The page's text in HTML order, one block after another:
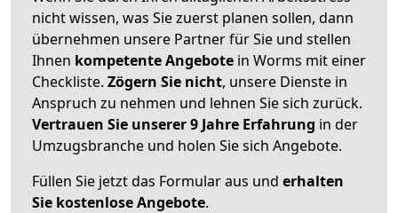
nicht wissen, was Sie zuerst planen sollen, dann
übernehmen unsere Partner für Sie und stellen
Ihnen kompetente Angebote in Worms mit einer
Checkliste. Zögern Sie nicht, unsere Dienste in
Anspruch zu nehmen und lehnen Sie sich zurück.
Vertrauen Sie unserer 9 Jahre Erfahrung in der
Umzugsbranche und holen Sie sich Angebote.
Füllen Sie jetzt das Formular aus und erhalten
Sie kostenlose Angebote.